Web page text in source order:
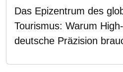
Das Epizentrum des
Tourismus: Warum
deutsche Präzision